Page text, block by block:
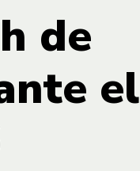
de
el